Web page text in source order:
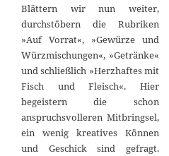
Blättern wir nun weiter,
durchstöbern die Rubriken
»Auf Vorrat«, »Gewürze und
Würzmischungen«, »Getränke«
und schließlich »Herzhaftes mit
Fisch und Fleisch«. Hier
begeistern die schon
anspruchsvolleren Mitbringsel,
ein wenig kreatives Können
und Geschick sind gefragt.